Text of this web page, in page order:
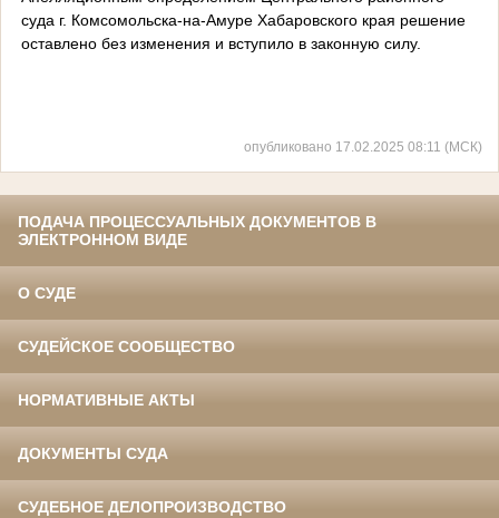
суда г. Комсомольска-на-Амуре Хабаровского края решение
оставлено без изменения и вступило в законную силу.
опубликовано 17.02.2025 08:11 (МСК)
ПОДАЧА ПРОЦЕССУАЛЬНЫХ ДОКУМЕНТОВ В
ЭЛЕКТРОННОМ ВИДЕ
О СУДЕ
СУДЕЙСКОЕ СООБЩЕСТВО
НОРМАТИВНЫЕ АКТЫ
ДОКУМЕНТЫ СУДА
СУДЕБНОЕ ДЕЛОПРОИЗВОДСТВО